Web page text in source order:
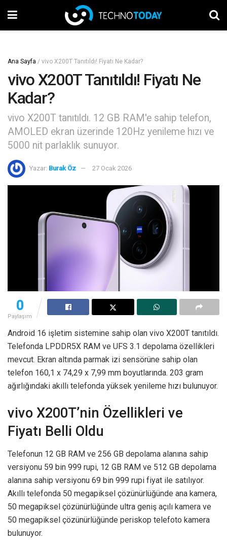
Ana Sayfa / vivo X200T Tanıtıldı! Fiyatı Ne Kadar?
vivo X200T Tanıtıldı! Fiyatı Ne
Kadar?
vivo X200T tanıtıldı. 12 GB RAM'e sahip telefon,
AMOLED ekran üzerinde 120Hz yenileme hızı ve
5000 nit parlaklık sunuyor.
Yazar: Burak Öz 27 Ocak 2026
0
Paylaşım
Android 16 işletim sistemine sahip olan vivo X200T tanıtıldı.
Telefonda LPDDR5X RAM ve UFS 3.1 depolama özellikleri
mevcut. Ekran altında parmak izi sensörüne sahip olan
telefon 160,1 x 74,29 x 7,99 mm boyutlarında. 203 gram
ağırlığındaki akıllı telefonda yüksek yenileme hızı bulunuyor.
vivo X200T’nin Özellikleri ve
Fiyatı Belli Oldu
Telefonun 12 GB RAM ve 256 GB depolama alanına sahip
versiyonu 59 bin 999 rupi, 12 GB RAM ve 512 GB depolama
alanına sahip versiyonu 69 bin 999 rupi fiyat ile satılıyor.
Akıllı telefonda 50 megapiksel çözünürlüğünde ana kamera,
50 megapiksel çözünürlüğünde ultra geniş açılı kamera ve
50 megapiksel çözünürlüğünde periskop telefoto kamera
bulunuyor.